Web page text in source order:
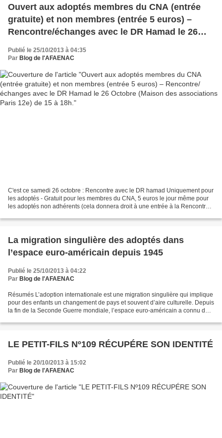
Ouvert aux adoptés membres du CNA (entrée
gratuite) et non membres (entrée 5 euros) –
Rencontre/échanges avec le DR Hamad le 26
15 à 18h.
Publié le 25/10/2013 à 04:35
Par Blog de l'AFAENAC
C'est ce samedi 26 octobre : Rencontre avec le DR hamad Uniquement pour
les adoptés - Gratuit pour les membres du CNA, 5 euros le jour même pour
les adoptés non adhérents (cela donnera droit à une entrée à la Rencontre
La migration singulière des adoptés dans
l’espace euro-américain depuis 1945
Publié le 25/10/2013 à 04:22
Par Blog de l'AFAENAC
Résumés L’adoption internationale est une migration singulière qui implique
pour des enfants un changement de pays et souvent d’aire culturelle. Depuis
la fin de la Seconde Guerre mondiale, l’espace euro-américain a connu des
LE PETIT-FILS Nº109 RÉCUPÉRE SON IDENTITÉ
Publié le 20/10/2013 à 15:02
Par Blog de l'AFAENAC